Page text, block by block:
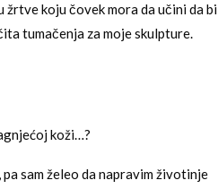
koju čovek mora da učini da bi
tumačenja za moje skulpture.
koži…?
sam želeo da napravim životinje